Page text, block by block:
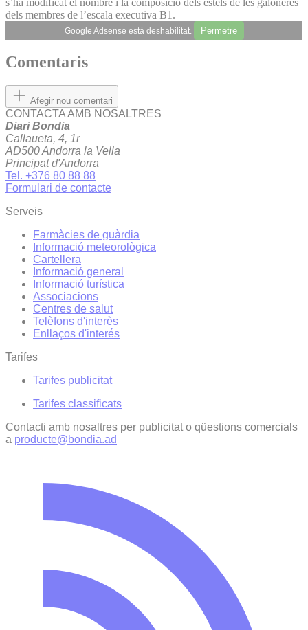
dels membres de l’escala executiva B1.
Google Adsense està deshabilitat. Permetre
Comentaris
Afegir nou comentari
CONTACTA AMB NOSALTRES
Diari Bondia
Callaueta, 4, 1r
AD500 Andorra la Vella
Principat d'Andorra
Tel. +376 80 88 88
Formulari de contacte
Serveis
Farmàcies de guàrdia
Informació meteorològica
Cartellera
Informació general
Informació turística
Associacions
Centres de salut
Telèfons d'interès
Enllaços d'interés
Tarifes
Tarifes publicitat
Tarifes classificats
Contacti amb nosaltres per publicitat o qüestions comercials
a producte@bondia.ad